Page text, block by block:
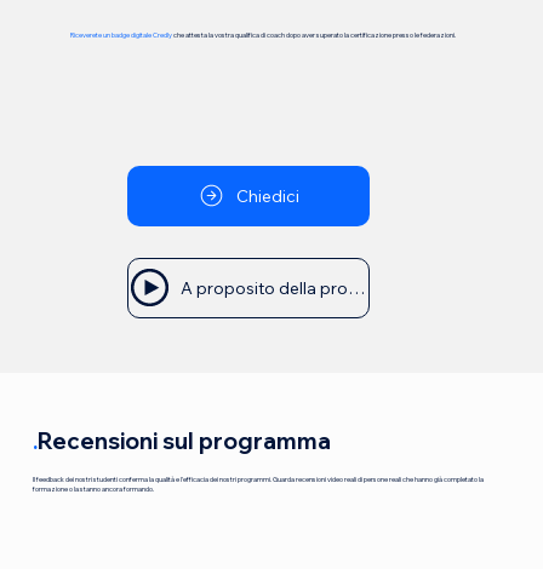
Riceverete un badge digitale Credlyche attesta la vostra qualifica di coach dopo aver superato la certificazione presso le federazioni.
Chiedici
A proposito della professione
.Recensioni sul programma
Il feedback dei nostri studenti conferma la qualità e l'efficacia dei nostri programmi. Guarda recensioni video reali di persone reali che hanno già completato la
formazione o la stanno ancora formando.